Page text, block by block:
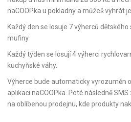
naCOOPka u pokladny a můžeš vyhrát
Každý den se losuje 7 výherců
mufiny
Každý týden se losují 4 výherci
kuchyňské váhy.
Výherce bude automaticky vyrozuměn
aplikaci naCOOPka. Poté následně
na oblíbenou prodejnu, kde produkty